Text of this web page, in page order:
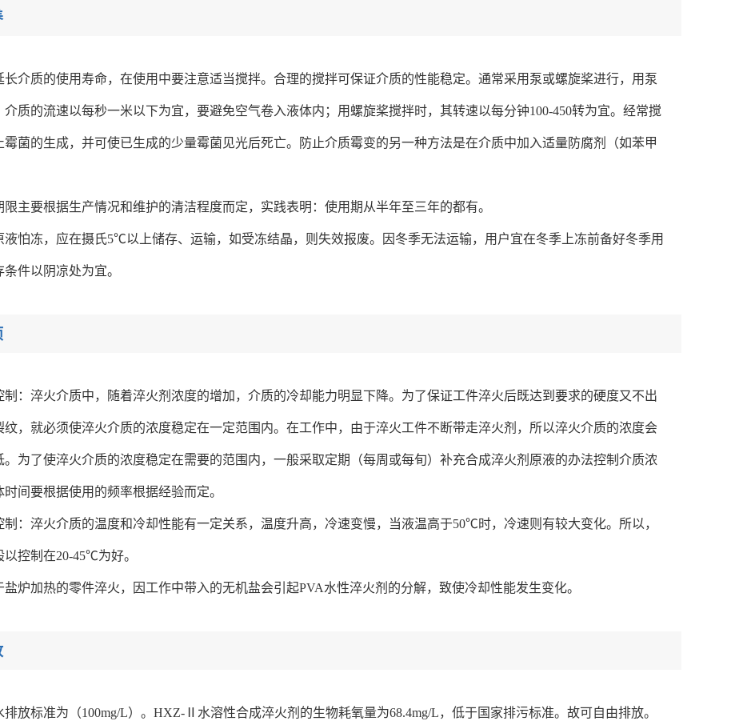
介质的使用寿命，在使用中要注意适当搅拌。合理的搅拌可保证介质的性能稳定。通常采用泵或螺旋桨进行，用泵
介质的流速以每秒一米以下为宜，要避免空气卷入液体内；用螺旋桨搅拌时，其转速以每分钟100-450转为宜。经常搅
霉菌的生成，并可使已生成的少量霉菌见光后死亡。防止介质霉变的另一种方法是在介质中加入适量防腐剂（如苯甲
主要根据生产情况和维护的清洁程度而定，实践表明：使用期从半年至三年的都有。
怕冻，应在摄氏5℃以上储存、运输，如受冻结晶，则失效报废。因冬季无法运输，用户宜在冬季上冻前备好冬季用
条件以阴凉处为宜。
：淬火介质中，随着淬火剂浓度的增加，介质的冷却能力明显下降。为了保证工件淬火后既达到要求的硬度又不出
纹，就必须使淬火介质的浓度稳定在一定范围内。在工作中，由于淬火工件不断带走淬火剂，所以淬火介质的浓度会
。为了使淬火介质的浓度稳定在需要的范围内，一般采取定期（每周或每旬）补充合成淬火剂原液的办法控制介质浓
时间要根据使用的频率根据经验而定。
：淬火介质的温度和冷却性能有一定关系，温度升高，冷速变慢，当液温高于50℃时，冷速则有较大变化。所以，
以控制在20-45℃为好。
炉加热的零件淬火，因工作中带入的无机盐会引起PVA水性淬火剂的分解，致使冷却性能发生变化。
排放标准为（100mg/L）。HXZ-Ⅱ水溶性合成淬火剂的生物耗氧量为68.4mg/L，低于国家排污标准。故可自由排放。